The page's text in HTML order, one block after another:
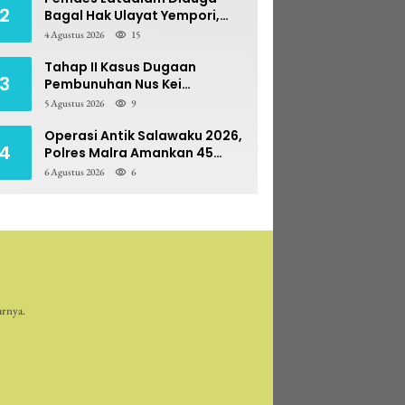
2
Bagal Hak Ulayat Yempori,
Prona BPN Terseret Bara
4 Agustus 2026 15
3
Tahap II Kasus Dugaan
Pembunuhan Nus Kei
Dilimpahkan ke PN Ambon
5 Agustus 2026 9
4
Operasi Antik Salawaku 2026,
Polres Malra Amankan 45
Liter Sopi
6 Agustus 2026 6